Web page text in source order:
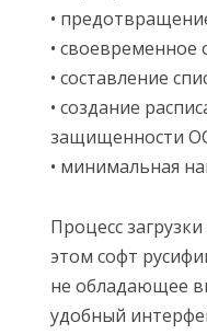
•
• своевременное
• составление
• создание
защищенности
• минимальная
Процесс
этом софт
не обладающее
удобный